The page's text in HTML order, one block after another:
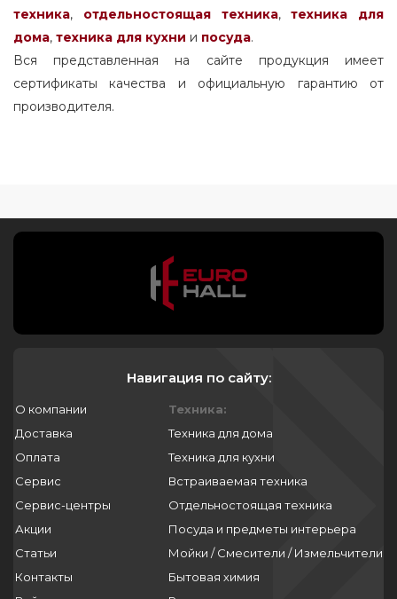
техника, отдельностоящаятехника,
техника для
дома, техника для кухни и посуда.
Вся представленная на сайте продукция имеет
сертификаты качества и официальную гарантию от
производителя.
Навигация по сайту:
О компании
Доставка
Оплата
Сервис
Сервис-центры
Акции
Статьи
Контакты
Техника:
Техника для дома
Техника для кухни
Встраиваемая техника
Отдельностоящая техника
Посуда и предметы интерьера
Мойки / Смесители / Измельчители
Бытовая химия